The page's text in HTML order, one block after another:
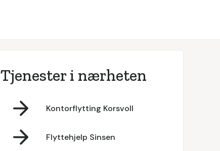
Tjenester i nærheten
Kontorflytting Korsvoll
Flyttehjelp Sinsen